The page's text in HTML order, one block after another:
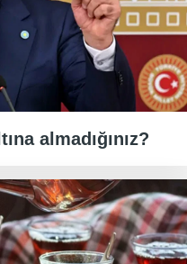
almadığınız?